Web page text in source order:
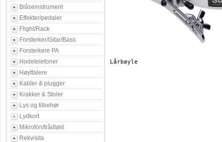
Blåseinstrument
Effekter/pedaler
Flight/Rack
Forsterker/Gitar/Bass
Forsterkere PA
Hodetelefoner
Høyttalere
Kabler & plugger
Krakker & Stoler
Lys og tilbehør
Lydkort
Mikrofon/trådløst
Rekvisita